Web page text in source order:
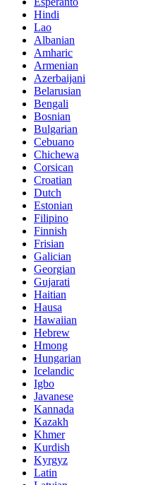
Hindi
Lao
Albanian
Amharic
Armenian
Azerbaijani
Belarusian
Bengali
Bosnian
Bulgarian
Cebuano
Chichewa
Corsican
Croatian
Dutch
Estonian
Filipino
Finnish
Frisian
Galician
Georgian
Gujarati
Haitian
Hausa
Hawaiian
Hebrew
Hmong
Hungarian
Icelandic
Igbo
Javanese
Kannada
Kazakh
Khmer
Kurdish
Kyrgyz
Latin